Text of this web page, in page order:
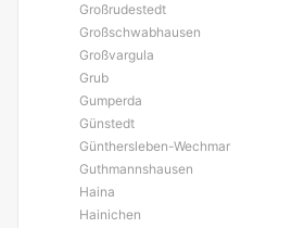
Großrudestedt
Großschwabhausen
Großvargula
Grub
Gumperda
Günstedt
Günthersleben-Wechmar
Guthmannshausen
Haina
Hainichen